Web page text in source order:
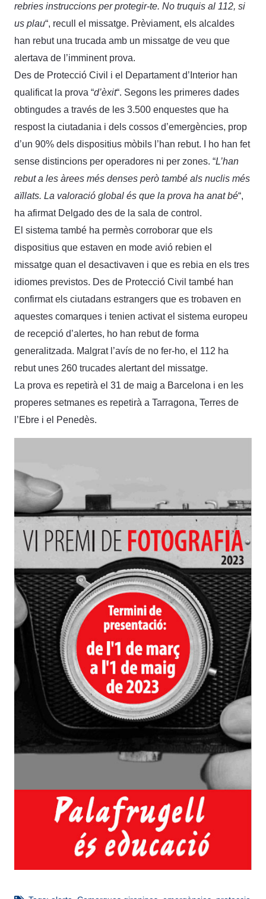
rebries instruccions per protegir-te. No truquis al 112, si
us plau“, recull el missatge. Prèviament, els alcaldes
han rebut una trucada amb un missatge de veu que
alertava de l’imminent prova.
Des de Protecció Civil i el Departament d’Interior han
qualificat la prova “d’èxit“. Segons les primeres dades
obtingudes a través de les 3.500 enquestes que ha
respost la ciutadania i dels cossos d’emergències, prop
d’un 90% dels dispositius mòbils l’han rebut. I ho han fet
sense distincions per operadores ni per zones. “L’han
rebut a les àrees més denses però també als nuclis més
aïllats. La valoració global és que la prova ha anat bé“,
ha afirmat Delgado des de la sala de control.
El sistema també ha permès corroborar que els
dispositius que estaven en mode avió rebien el
missatge quan el desactivaven i que es rebia en els tres
idiomes previstos. Des de Protecció Civil també han
confirmat els ciutadans estrangers que es trobaven en
aquestes comarques i tenien activat el sistema europeu
de recepció d’alertes, ho han rebut de forma
generalitzada. Malgrat l’avís de no fer-ho, el 112 ha
rebut unes 260 trucades alertant del missatge.
La prova es repetirà el 31 de maig a Barcelona i en les
properes setmanes es repetirà a Tarragona, Terres de
l’Ebre i el Penedès.